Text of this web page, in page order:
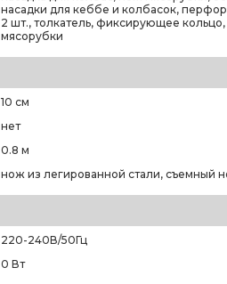
насадки для кеббе и колбасок,
2 шт., толкатель, фиксирующее
мясорубки
10 см
нет
0.8 м
нож из легированной стали, съемный
220-240В/50Гц
0 Вт